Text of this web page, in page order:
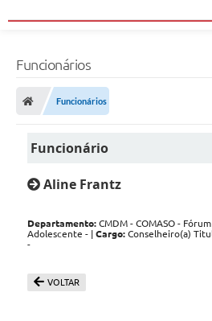
Funcionários
Funcionários
Funcionário
Aline Frantz
Departamento: CMDM - COMASO -
Adolescente - |Cargo: Conselheiro(a)
-
VOLTAR